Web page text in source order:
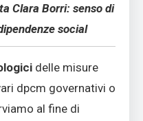
Clara Borri: senso di
social
delle misure
dpcm governativi o
al fine di